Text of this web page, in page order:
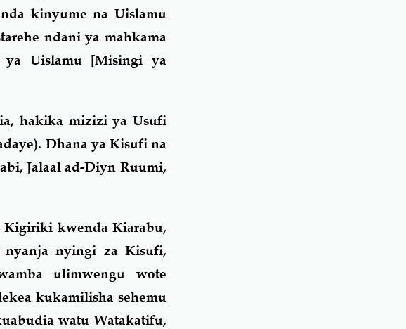
kinyume na Uislamu
ndani ya mahkama
Uislamu [Misingi ya
hakika mizizi ya Usufi
Dhana ya Kisufi na
Jalaal ad-Diyn Ruumi,
Kigiriki kwenda Kiarabu,
nyanja nyingi za Kisufi,
ulimwengu wote
kukamilisha sehemu
watu Watakatifu,